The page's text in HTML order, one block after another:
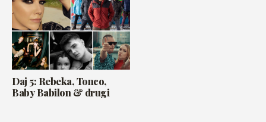
Daj 5: Rebeka, Tonco,
Baby Babilon & drugi